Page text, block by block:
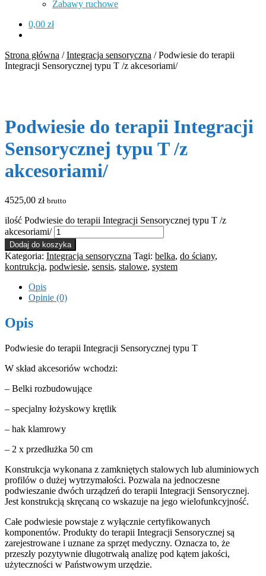
Zabawy ruchowe
0,00 zł
Strona główna /Integracja sensoryczna /Podwiesie do terapii
Integracji Sensorycznej typu T /z akcesoriami/
Podwiesie do terapii Integracji
Sensorycznej typu T /z
akcesoriami/
4525,00 zł brutto
ilość Podwiesie do terapii Integracji Sensorycznej typu T /z
akcesoriami/
Dodaj do koszyka
Kategoria: Integracja sensoryczna Tagi: belka, do ściany,
kontrukcja, podwiesie, sensis, stalowe, system
Opis
Opinie (0)
Opis
Podwiesie do terapii Integracji Sensorycznej typu T
W skład akcesoriów wchodzi:
– Belki rozbudowujące
– specjalny łożyskowy krętlik
– hak klamrowy
– 2 x przedłużka 50 cm
Konstrukcja wykonana z zamkniętych stalowych lub aluminiowych
profilów o dużej wytrzymałości. Pozwala na jednoczesne
podwieszanie dwóch urządzeń do terapii Integracji Sensorycznej.
Jest konstrukcją skręcaną co wskazuje na jego wielofunkcyjność.
Całe podwiesie powstaje z wyłącznie certyfikowanych
komponentów. Produkty do terapii Integracji Sensorycznej są
zarejestrowane i uznane za sprzęt medyczny. Oznacza to, że
przeszły pozytywnie długotrwałą analizę pod kątem jakości,
użyteczności w Państwowym urzędzie.